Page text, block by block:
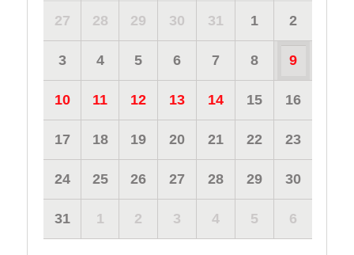
27 28 29 30 31 1 2
3 4 5 6 7 8 9
10 11 12 13 14 15 16
17 18 19 20 21 22 23
24 25 26 27 28 29 30
31 1 2 3 4 5 6